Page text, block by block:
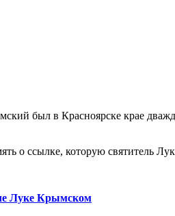
был в Красноярске крае
о ссылке, которую святитель
Луке Крымском